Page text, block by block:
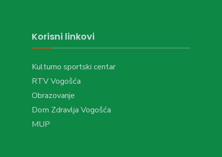
Korisni linkovi
Kulturno sportski centar
RTV Vogošća
Obrazovanje
Dom Zdravlja Vogošća
MUP